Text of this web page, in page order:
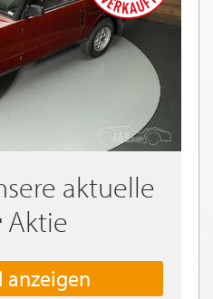
aktuelle
Aktie
anzeigen